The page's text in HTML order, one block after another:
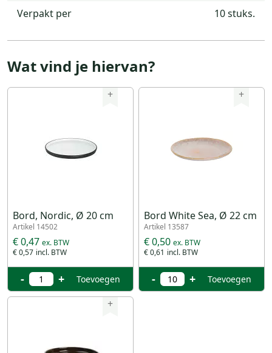
Verpakt per
10 stuks.
Wat vind je hiervan?
+
Bord, Nordic, Ø 20 cm
Artikel 14502
€ 0,57
€ 0,47
- + Toevoegen
+
Bord White Sea, Ø 22 cm
Artikel 13587
€ 0,61
€ 0,50
- + Toevoegen
+